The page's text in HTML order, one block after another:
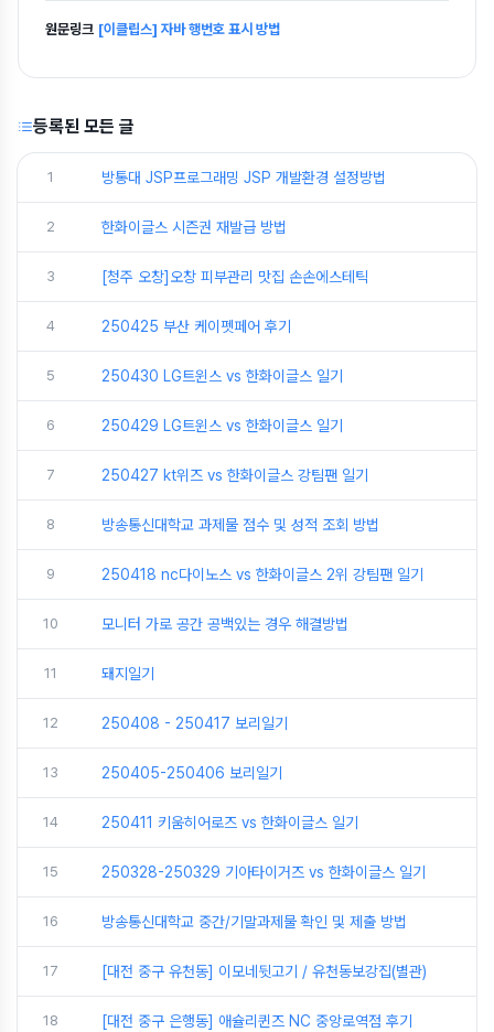
원문링크 [이클립스] 자바 행번호 표시 방법
등록된 모든 글
1 방통대 JSP프로그래밍 JSP 개발환경 설정방법
2 한화이글스 시즌권 재발급 방법
3 [청주 오창]오창 피부관리 맛집 손손에스테틱
4 250425 부산 케이펫페어 후기
5 250430 LG트윈스 vs 한화이글스 일기
6 250429 LG트윈스 vs 한화이글스 일기
7 250427 kt위즈 vs 한화이글스 강팀팬 일기
8 방송통신대학교 과제물 점수 및 성적 조회 방법
9 250418 nc다이노스 vs 한화이글스 2위 강팀팬 일기
10 모니터 가로 공간 공백있는 경우 해결방법
11 돼지일기
12 250408 - 250417 보리일기
13 250405-250406 보리일기
14 250411 키움히어로즈 vs 한화이글스 일기
15 250328-250329 기아타이거즈 vs 한화이글스 일기
16 방송통신대학교 중간/기말과제물 확인 및 제출 방법
17 [대전 중구 유천동] 이모네뒷고기 / 유천동보강집(별관)
18 [대전 중구 은행동] 애슐리퀸즈 NC 중앙로역점 후기